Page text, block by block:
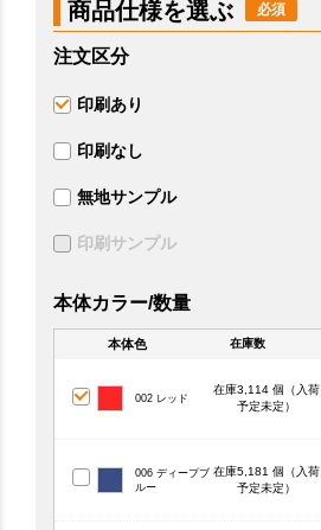
商品仕様を選ぶ
注文区分
印刷あり
印刷なし
無地サンプル
印刷サンプル
本体カラー/数量
本体色 在庫数
002 レッド
在庫3,114 個（入荷
予定未定）
006 ディープブ
ルー
在庫5,181 個（入荷
予定未定）